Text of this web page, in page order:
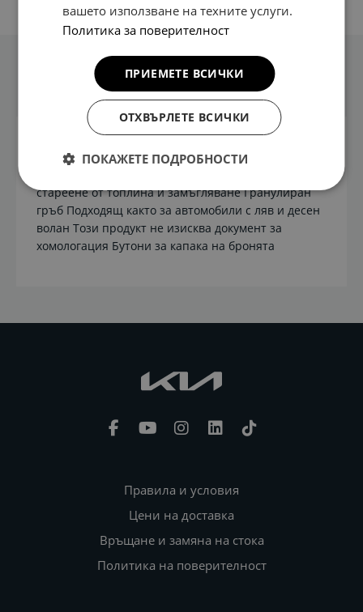
Техническа информация
Висококачествен велур (600 г/м²) Полиамидният
стареене от топлина и замъгляване Гранулиран
гръб Подходящ както за автомобили с ляв и десен
волан Този продукт не изисква документ за
хомологация Бутони за капака на бронята
Правила и условия
Цени на доставка
Връщане и замяна на стока
Политика на поверителност
вашето използване на техните услуги.
Политика за поверителност
ПРИЕМЕТЕ ВСИЧКИ
ОТХВЪРЛЕТЕ ВСИЧКИ
ПОКАЖЕТЕ ПОДРОБНОСТИ